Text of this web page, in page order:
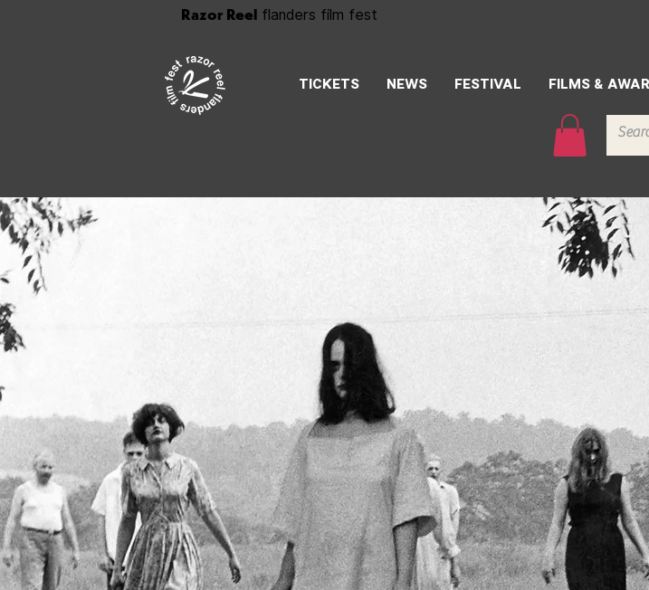
flanders film fest
Razor Reel
TICKETS NEWS FESTIVAL FILMS &